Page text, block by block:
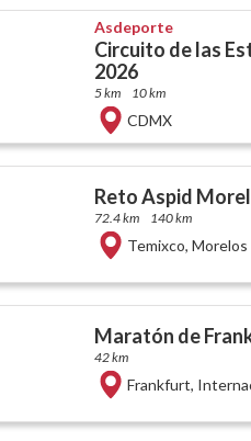
Asdeporte
Circuito de las
2026
5 km 10 km
CDMX
Reto Aspid
72.4 km 140 km
Temixco, Morelos
Maratón de
42 km
Frankfurt,